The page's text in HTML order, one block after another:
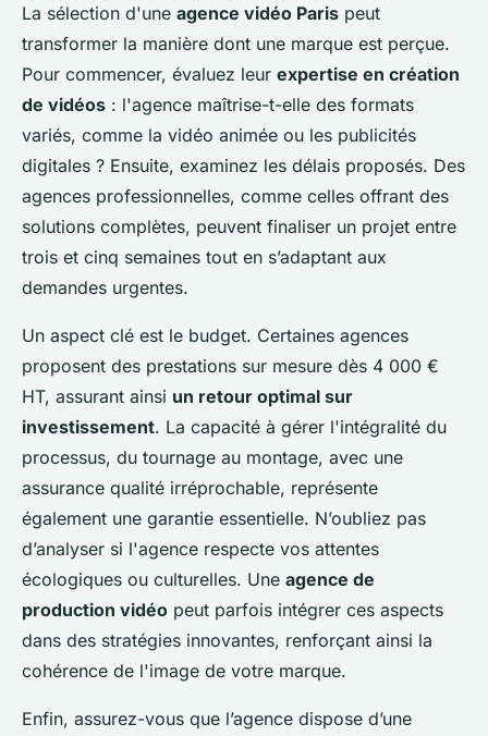
La sélection d'une agence vidéo Paris peut
transformer la manière dont une marque est perçue.
Pour commencer, évaluez leur expertise en création
de vidéos : l'agence maîtrise-t-elle des formats
variés, comme la vidéo animée ou les publicités
digitales ? Ensuite, examinez les délais proposés. Des
agences professionnelles, comme celles offrant des
solutions complètes, peuvent finaliser un projet entre
trois et cinq semaines tout en s’adaptant aux
demandes urgentes.
Un aspect clé est le budget. Certaines agences
proposent des prestations sur mesure dès 4 000 €
HT, assurant ainsi un retour optimal sur
investissement. La capacité à gérer l'intégralité du
processus, du tournage au montage, avec une
assurance qualité irréprochable, représente
également une garantie essentielle. N’oubliez pas
d’analyser si l'agence respecte vos attentes
écologiques ou culturelles. Une agence de
production vidéo peut parfois intégrer ces aspects
dans des stratégies innovantes, renforçant ainsi la
cohérence de l'image de votre marque.
Enfin, assurez-vous que l’agence dispose d’une